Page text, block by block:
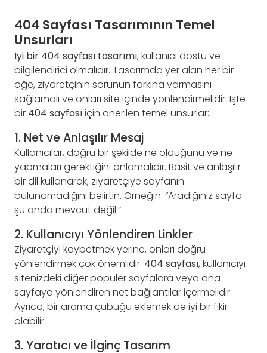
404 Sayfası Tasarımının Temel
Unsurları
İyi bir 404 sayfası tasarımı, kullanıcı dostu ve
bilgilendirici olmalıdır. Tasarımda yer alan her bir
öğe, ziyaretçinin sorunun farkına varmasını
sağlamalı ve onları site içinde yönlendirmelidir. İşte
bir 404 sayfasıiçin önerilen temel unsurlar:
1. Net ve Anlaşılır Mesaj
Kullanıcılar, doğru bir şekilde ne olduğunu ve ne
yapmaları gerektiğini anlamalıdır. Basit ve anlaşılır
bir dil kullanarak, ziyaretçiye sayfanın
bulunamadığını belirtin. Örneğin: “Aradığınız sayfa
şu anda mevcut değil.”
2. Kullanıcıyı Yönlendiren Linkler
Ziyaretçiyi kaybetmek yerine, onları doğru
yönlendirmek çok önemlidir. 404 sayfası, kullanıcıyı
sitenizdeki diğer popüler sayfalara veya ana
sayfaya yönlendiren net bağlantılar içermelidir.
Ayrıca, bir arama çubuğu eklemek de iyi bir fikir
olabilir.
3. Yaratıcı ve İlginç Tasarım